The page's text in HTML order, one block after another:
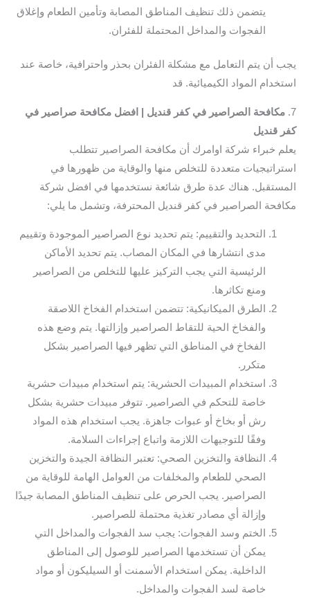
يتضمن ذلك تنظيف المناطق المصابة وتأمين الطعام وإغلاق
الفجوات والمداخل المحتملة للفئران.
يجب أن يتم التعامل مع مشكلة الفئران بحذر واحترافية، خاصة عند
استخدام المواد الكيميائية. قد
7. مكافحة الصراصير في كفر قنديل | افضل مكافحة صراصير في
كفر قنديل
يعلم خبراء شركة اوامرك أن مكافحة الصراصير تتطلب
استراتيجيات متعددة للتخلص منها والوقاية من ظهورها في
المستقبل. هناك عدة طرق شائعة نستخدمها في افضل شركة
مكافحة الصراصير في كفر قنديل المحترفة، وتشمل ما يلي:
التحديد والتقييم: يتم تحديد نوع الصراصير الموجودة وتقييم
مدى انتشارها في المكان المصاب. يتم تحديد الأماكن
الرئيسية التي يجب التركيز عليها للتخلص من الصراصير
ومنع تكاثرها.
الطرق الميكانيكية: تتضمن استخدام الفخاخ اللاصقة
والفخاخ الحية للتقاط الصراصير وإزالتها. يتم وضع هذه
الفخاخ في المناطق التي تظهر فيها الصراصير بشكل
متكرر.
استخدام المبيدات الحشرية: يتم استخدام مبيدات حشرية
خاصة للتحكم في الصراصير. تتوفر مبيدات حشرية بشكل
رش أو بخاخ أو عبوات جاهزة. يجب استخدام هذه المواد
وفقًا للتوجيهات اللازمة واتباع إجراءات السلامة.
النظافة والتخزين الصحي: تعتبر النظافة الجيدة والتخزين
الصحي للطعام والمخلفات من العوامل الهامة للوقاية من
الصراصير. يجب الحرص على تنظيف المناطق المصابة جيدًا
وإزالة أي مصادر تغذية محتملة للصراصير.
الختم وسد الفجوات: يجب سد الفجوات والمداخل التي
يمكن أن تستخدمها الصراصير للوصول إلى المناطق
الداخلية. يمكن استخدام الأسمنت أو السيليكون أو مواد
خاصة لسد الفجوات والمداخل.